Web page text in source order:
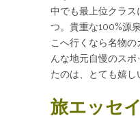
中でも最上位クラ
つ。貴重な100%源
こへ行くなら名物
んな地元自慢のス
たのは、とても嬉し
旅エッセ